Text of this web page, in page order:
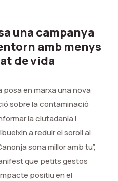
una campanya
amb menys
de vida
posa en marxa una nova
sobre la contaminació
la ciutadania i
a reduir el soroll al
sona millor amb tu”,
que petits gestos
positiu en el